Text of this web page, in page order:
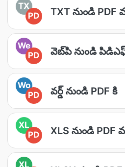
TX
PD
TXT నుండి PDF
We
PD
వెబ్‌పి నుండి
Wo
PD
వర్డ్ నుండి PDF కి
XL
PD
XLS నుండి PDF
XL